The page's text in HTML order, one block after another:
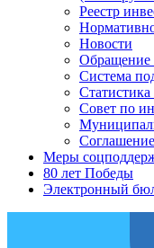
Реестр
Новости
Обращение
Система
Совет по
Меры
80 лет Победы
Электронный